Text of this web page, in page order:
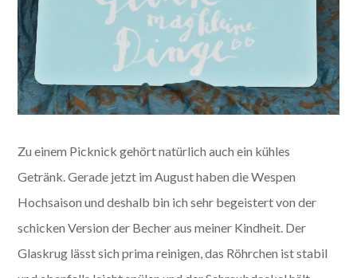
Zu einem Picknick gehört natürlich auch ein kühles
Getränk. Gerade jetzt im August haben die Wespen
Hochsaison und deshalb bin ich sehr begeistert von der
schicken Version der Becher aus meiner Kindheit. Der
Glaskrug lässt sich prima reinigen, das Röhrchen ist stabil